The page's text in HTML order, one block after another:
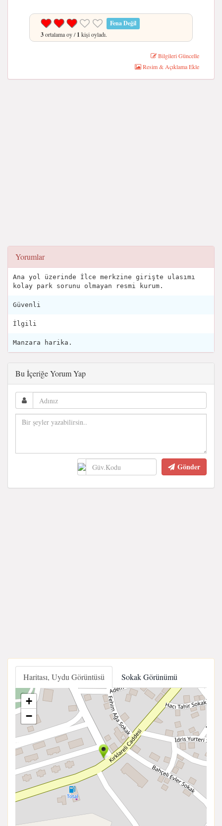
Fena Değil
3ortalama oy /1 kişi oyladı.
Bilgileri Güncelle
Resim & Açıklama Ekle
Yorumlar
Ana yol üzerinde İlce merkzine girişte ulasımı
kolay park sorunu olmayan resmi kurum.
Güvenli
İlgili
Manzara harika.
Bu İçeriğe Yorum Yap
Gönder
Haritası, Uydu Görüntüsü Sokak Görünümü
+
−